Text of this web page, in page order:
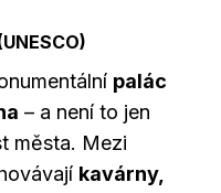
palác
– a není to jen
města. Mezi
kavárny,